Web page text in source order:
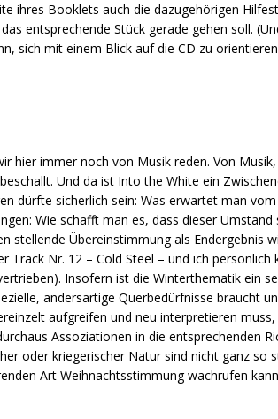
ihres Booklets auch die dazugehörigen
entsprechende Stück gerade gehen soll.
sich mit einem Blick auf die CD zu
hier immer noch von Musik reden. Von
Und da ist Into the White ein
dürfte sicherlich sein: Was erwartet man
Wie schafft man es, dass dieser Umstand
stellende Übereinstimmung als Endergebnis
Track Nr. 12 – Cold Steel – und ich
Insofern ist die Winterthematik ein
andersartige Querbedürfnisse braucht
aufgreifen und neu interpretieren
Assoziationen in die entsprechenden
oder kriegerischer Natur sind nicht ganz so
Art Weihnachtsstimmung wachrufen